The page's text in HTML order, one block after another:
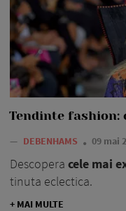
Tendinte
— DEBENHAMS 09 mai
Descopera cele mai
tinuta eclectica.
+ MAI MULTE